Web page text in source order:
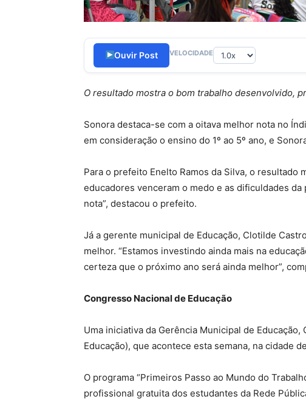
Ouvir Post VELOCIDADE
O resultado mostra o bom trabalho desenvolvido,
Sonora destaca-se com a oitava melhor nota no
em consideração o ensino do 1º ao 5º ano, e
Para o prefeito Enelto Ramos da Silva, o
educadores venceram o medo e as dificuldades
nota”, destacou o prefeito.
Já a gerente municipal de Educação, Clotilde
melhor. “Estamos investindo ainda mais na
certeza que o próximo ano será ainda melhor”,
Congresso Nacional de Educação
Uma iniciativa da Gerência Municipal de
Educação), que acontece esta semana, na cidade
O programa “Primeiros Passo ao Mundo do
profissional gratuita dos estudantes da Rede